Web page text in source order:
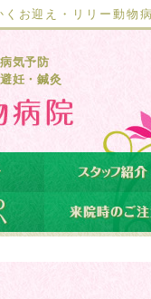
お迎え・リリー動物
気予防
妊・鍼灸